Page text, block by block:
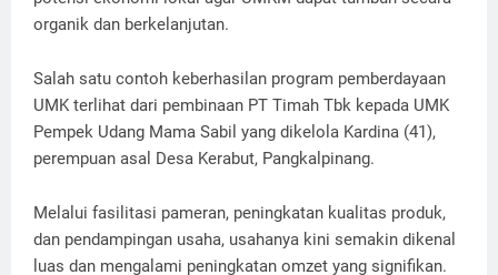
organik dan berkelanjutan.
Salah satu contoh keberhasilan program pemberdayaan
UMK terlihat dari pembinaan PT Timah Tbk kepada UMK
Pempek Udang Mama Sabil yang dikelola Kardina (41),
perempuan asal Desa Kerabut, Pangkalpinang.
Melalui fasilitasi pameran, peningkatan kualitas produk,
dan pendampingan usaha, usahanya kini semakin dikenal
luas dan mengalami peningkatan omzet yang signifikan.